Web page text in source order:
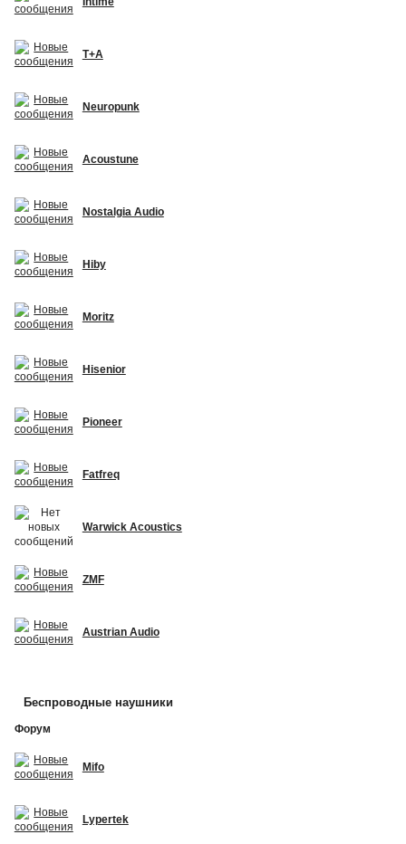
T+A
Neuropunk
Acoustune
Nostalgia Audio
Hiby
Moritz
Hisenior
Pioneer
Fatfreq
Warwick Acoustics
ZMF
Austrian Audio
Беспроводные наушники
Форум
Mifo
Lypertek